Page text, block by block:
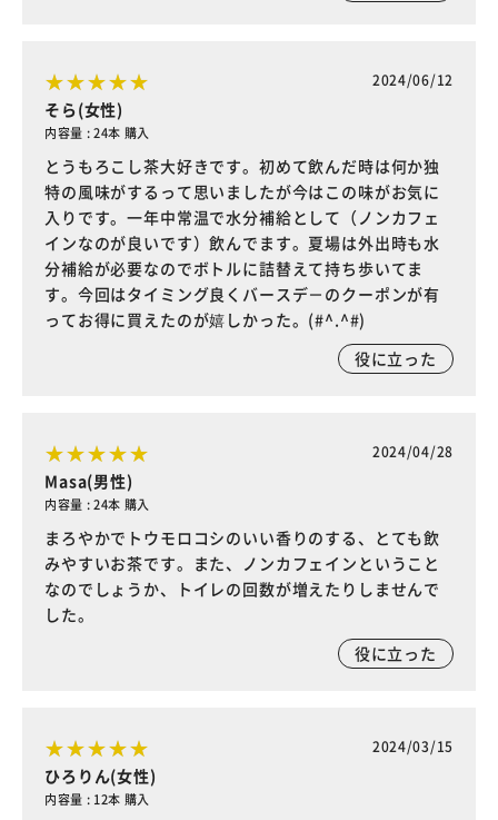
2024/06/12
そら(女性)
内容量 : 24本 購入
とうもろこし茶大好きです。初めて飲んだ時は何か独
特の風味がするって思いましたが今はこの味がお気に
入りです。一年中常温で水分補給として（ノンカフェ
インなのが良いです）飲んでます。夏場は外出時も水
分補給が必要なのでボトルに詰替えて持ち歩いてま
す。今回はタイミング良くバースデ－のクーポンが有
ってお得に買えたのが嬉しかった。(#^.^#)
役に立った
2024/04/28
Masa(男性)
内容量 : 24本 購入
まろやかでトウモロコシのいい香りのする、とても飲
みやすいお茶です。また、ノンカフェインということ
なのでしょうか、トイレの回数が増えたりしませんで
した。
役に立った
2024/03/15
ひろりん(女性)
内容量 : 12本 購入